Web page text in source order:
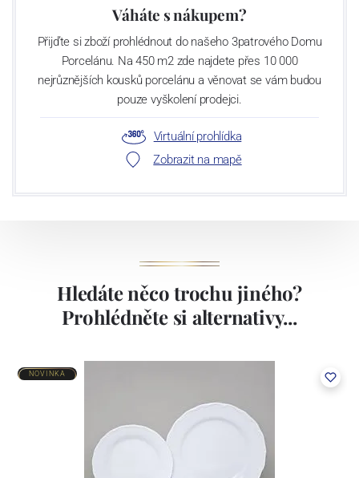
Váháte s nákupem?
Přijďte si zboží prohlédnout do našeho 3patrového Domu
Porcelánu. Na 450 m2 zde najdete přes 10 000
nejrůznějších kousků porcelánu a věnovat se vám budou
pouze vyškolení prodejci.
Virtuální prohlídka
Zobrazit na mapě
Hledáte něco trochu jiného?
Prohlédněte si alternativy...
NOVINKA